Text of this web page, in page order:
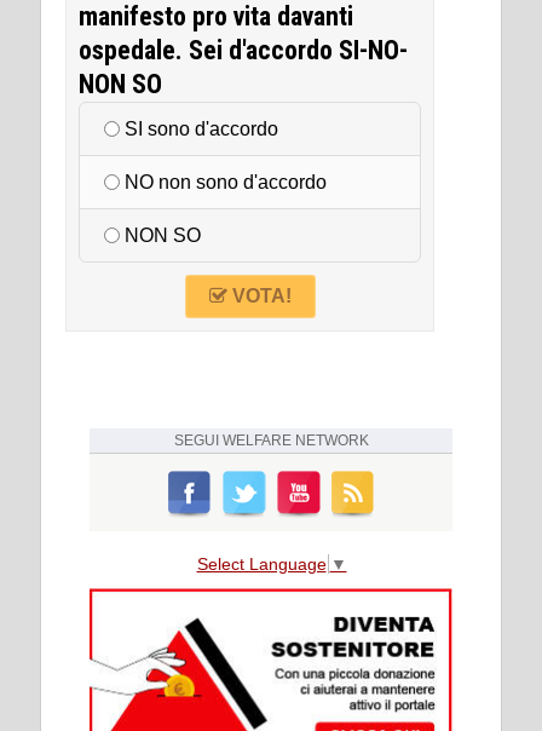
manifesto pro vita davanti
ospedale. Sei d'accordo SI-NO-
NON SO
SI sono d'accordo
NO non sono d'accordo
NON SO
VOTA!
SEGUI WELFARE NETWORK
Select Language ▼